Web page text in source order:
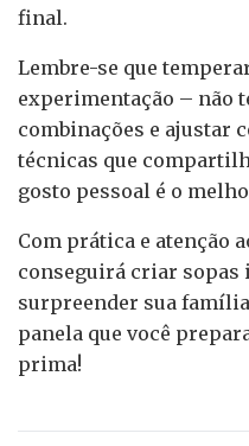
final.
Lembre-se que
experimentação – não
combinações e ajustar
técnicas que
gosto pessoal é o
Com prática e atenção
conseguirá criar sopas
surpreender sua
panela que você
prima!